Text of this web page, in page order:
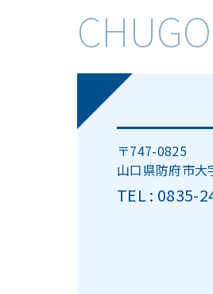
〒747-0825
山口県防府市大
TEL : 0835-